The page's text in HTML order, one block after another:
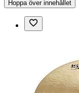
Hoppa över innehållet